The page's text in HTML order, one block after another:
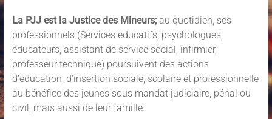
La PJJ est la Justice des Mineurs;au quotidien, ses
professionnels (Services éducatifs, psychologues,
éducateurs, assistant de service social, infirmier,
professeur technique) poursuivent des actions
d’éducation, d’insertion sociale, scolaire et professionnelle
au bénéfice des jeunes sous mandat judiciaire, pénal ou
civil, mais aussi de leur famille.